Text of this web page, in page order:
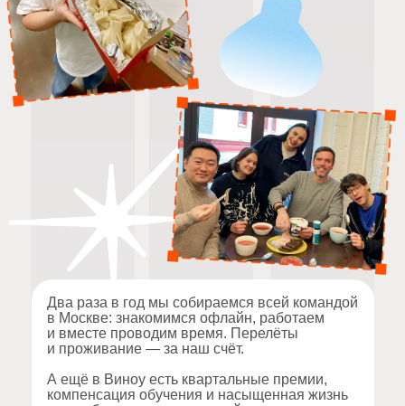
Наша команда — это яркие,
талантливые люди, которые
говорят на одном языке. Если
хочешь расти, не боишься
ответственности и тебе
важно ловить общий вайб
с коллегами — нам по пути.